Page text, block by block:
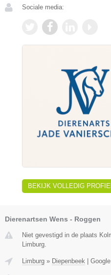
Sociale media:
BEKIJK VOLLEDIG
Dierenartsen Wens - Roggen
Niet gevestigd in de plaats
Limburg.
Limburg » Diepenbeek